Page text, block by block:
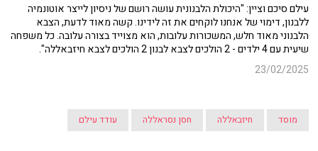
עילם סיכם וציין: "היכולת הלבנונית עושה רושם של ניסיון לייצר אוטונמיה
ללבנון, דימוי של אנחנו לוקחים את זה לידינו. קשה מאוד לדעת, הצבא
הלבנוני מאוד חלש, המשכורות עלובות, הוא מצוייד בצורה עלובה. כל משפחה
שיעית עם 4 ילדים - 2 הולכים לצבא לבנון 2 הולכים לצבא חיזבאללה".
23/02/2025
מוסד חיזבאללה חסן נסראללה עודד עילם